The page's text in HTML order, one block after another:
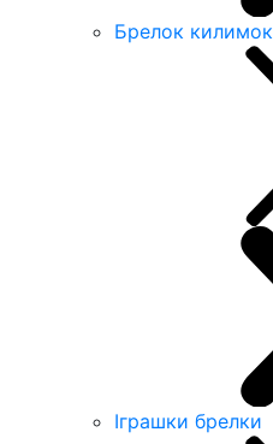
Брелок килимок
Іграшки брелки